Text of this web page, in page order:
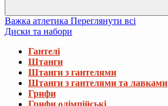
Важка атлетика Переглянути всі
Диски та набори
Гантелі
Штанги
Штанги з гантелями
Штанги з гантелями та лавками
Грифи
Грифи олімпійські